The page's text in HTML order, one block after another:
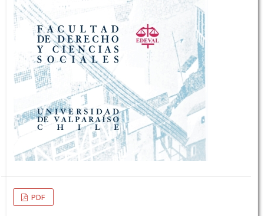
PDF